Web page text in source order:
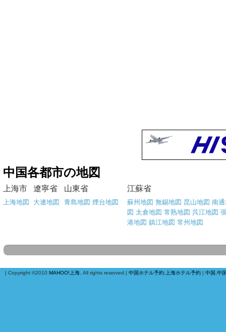
中国各都市の地図
上海市 遼寧省 山東省 江蘇省
上海地図 大連地図 青島地図 煙台地図 蘇州地図 無錫地図 昆山地図 南
図 太倉地図 常熟地図 呉江地図
港地図 鎮江地図 常州地図
| Copyright ©2010 MAHOO!上海 , All rights reserved.| 中国ホテル予約: 上海ホテル予約 | 中国,中